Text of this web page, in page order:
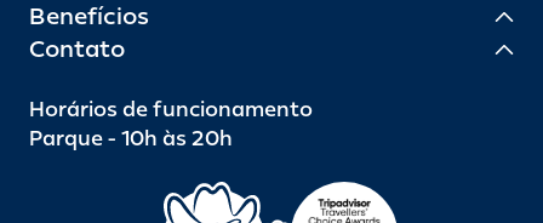
Benefícios
Contato
Horários de funcionamento
Parque - 10h às 20h